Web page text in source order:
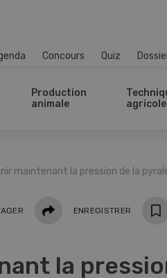
Concours Quiz
Production
animale
agricole
maintenant la pression de la
PartagerENREGISTRER
la